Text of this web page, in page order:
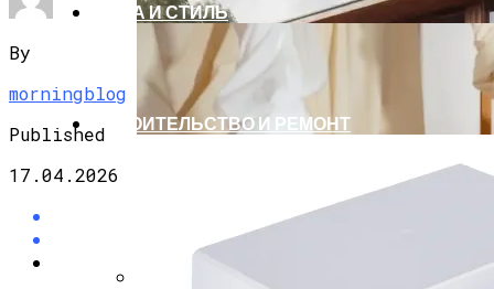
МОДА И СТИЛЬ
СТРОИТЕЛЬСТВО И РЕМОНТ
By
morningblog
Published
17.04.2026